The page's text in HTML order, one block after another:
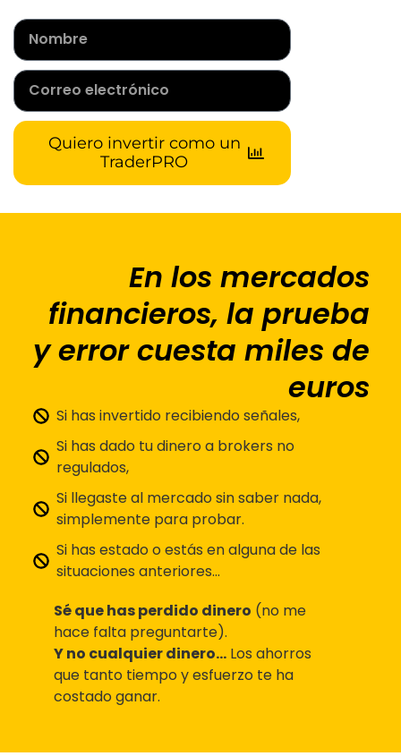
Quiero invertir como un
TraderPRO
En los mercados
financieros, la prueba
y error cuesta miles de
euros
Si has invertido recibiendo señales,
Si has dado tu dinero a brokers no
regulados,
Si llegaste al mercado sin saber nada,
simplemente para probar.
Si has estado o estás en alguna de las
situaciones anteriores…
Sé que has perdido dinero (no me
hace falta preguntarte).
Y no cualquier dinero… Los ahorros
que tanto tiempo y esfuerzo te ha
costado ganar.